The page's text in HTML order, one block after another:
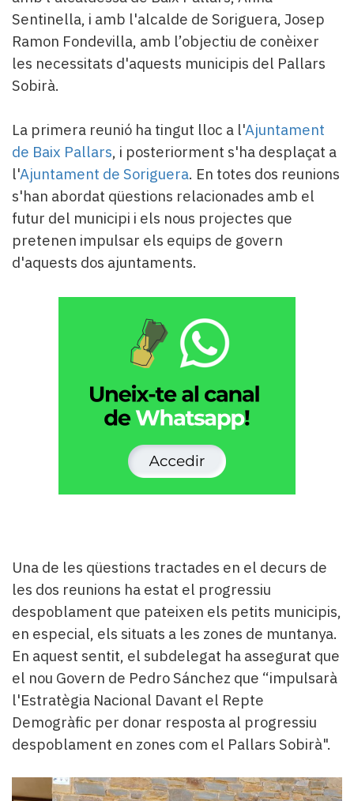
Sentinella, i amb l'alcalde de Soriguera, Josep
Ramon Fondevilla, amb l’objectiu de conèixer
les necessitats d'aquests municipis del Pallars
Sobirà.
La primera reunió ha tingut lloc a l'Ajuntament
de Baix Pallars, i posteriorment s'ha desplaçat a
l'Ajuntament de Soriguera. En totes dos reunions
s'han abordat qüestions relacionades amb el
futur del municipi i els nous projectes que
pretenen impulsar els equips de govern
d'aquests dos ajuntaments.
Una de les qüestions tractades en el decurs de
les dos reunions ha estat el progressiu
despoblament que pateixen els petits municipis,
en especial, els situats a les zones de muntanya.
En aquest sentit, el subdelegat ha assegurat que
el nou Govern de Pedro Sánchez que “impulsarà
l'Estratègia Nacional Davant el Repte
Demogràfic per donar resposta al progressiu
despoblament en zones com el Pallars Sobirà".